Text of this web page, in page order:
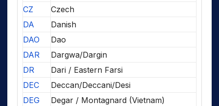
CZ
Czech
DA
Danish
DAO
Dao
DAR
Dargwa/Dargin
DR
Dari / Eastern Farsi
DEC
Deccan/Deccani/Desi
DEG
Degar / Montagnard (Vietnam)